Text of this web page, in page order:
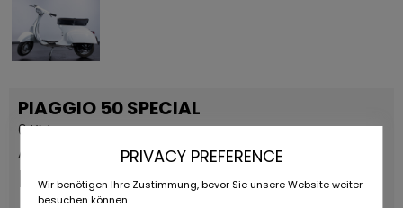
PIAGGIO 50 SPECIAL
0 KM
Annonce permanente
Prix ​​sur demande
PRIVACY PREFERENCE
Wir benötigen Ihre Zustimmung, bevor Sie unsere Website weiter
besuchen können.